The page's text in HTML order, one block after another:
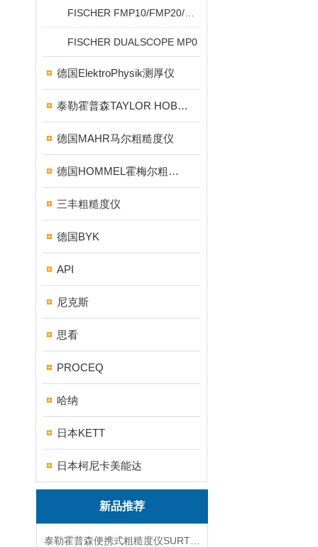
FISCHER DUALSCOPE MP0
德国ElektroPhysik测厚仪
泰勒霍普森TAYLOR HOBSON粗糙度仪
德国MAHR马尔粗糙度仪
德国HOMMEL霍梅尔粗糙度仪
三丰粗糙度仪
德国BYK
API
尼克斯
思看
PROCEQ
哈纳
日本KETT
日本柯尼卡美能达
新品推荐